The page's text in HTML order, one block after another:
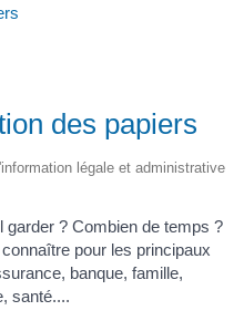
des papiers
légale et administrative
? Combien de temps ?
pour les principaux
banque, famille,
santé....